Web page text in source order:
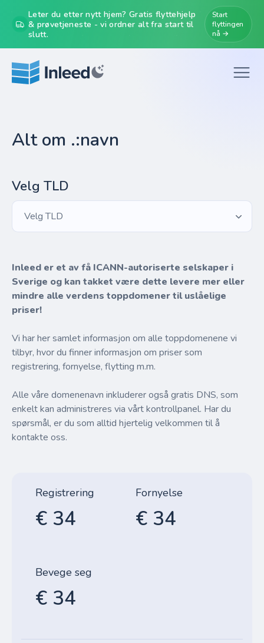
Leter du etter nytt hjem? Gratis flyttehjelp
& prøvetjeneste - vi ordner alt fra start til
slutt.
Start
flyttingen
nå →
Alt om .:navn
Velg TLD
Velg TLD
Inleed er et av få ICANN-autoriserte selskaper i
Sverige og kan takket være dette levere mer eller
mindre alle verdens toppdomener til uslåelige
priser!
Vi har her samlet informasjon om alle toppdomenene vi
tilbyr, hvor du finner informasjon om priser som
registrering, fornyelse, flytting m.m.
Alle våre domenenavn inkluderer også gratis DNS, som
enkelt kan administreres via vårt kontrollpanel. Har du
spørsmål, er du som alltid hjertelig velkommen til å
kontakte oss.
Registrering
€ 34
Fornyelse
€ 34
Bevege seg
€ 34